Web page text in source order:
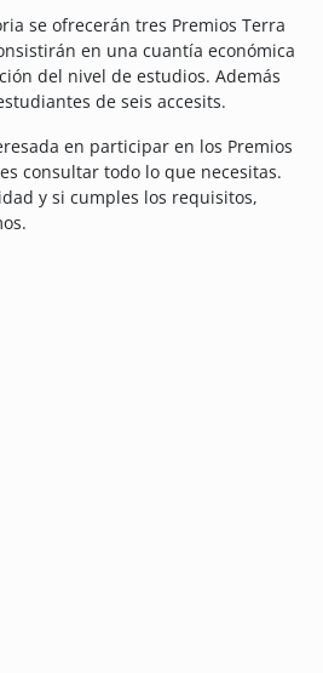
se ofrecerán tres Premios Terra
en una cuantía económica
del nivel de estudios. Además
de seis accesits.
en participar en los Premios
consultar todo lo que necesitas.
y si cumples los requisitos,